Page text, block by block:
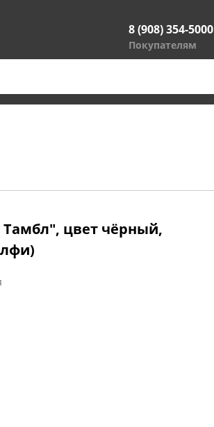
8 (908) 354-5000
Покупателям
цвет чёрный,